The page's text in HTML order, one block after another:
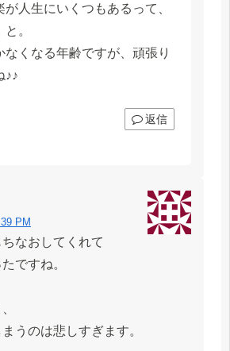
が人生にいくつもあるって、
。
なくなる年齢ですが、頑張り
♪♪
返信
PM
なおしてくれて
ですね。
うのは悲しすぎます。